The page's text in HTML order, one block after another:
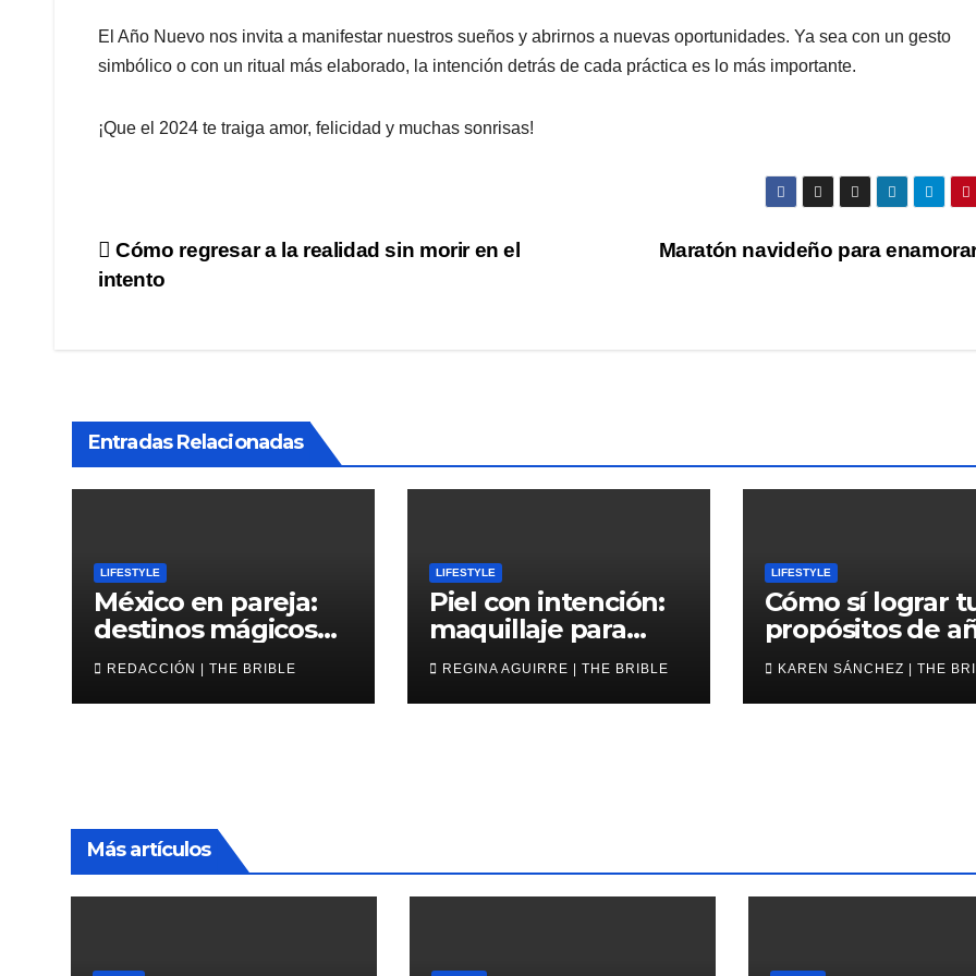
El Año Nuevo nos invita a manifestar nuestros sueños y abrirnos a nuevas oportunidades. Ya sea con un gesto
simbólico o con un ritual más elaborado, la intención detrás de cada práctica es lo más importante.
¡Que el 2024 te traiga amor, felicidad y muchas sonrisas!
Navegación
Maratón navideño para
Cómo regresar a la realidad sin morir en el
intento
Entradas Relacionadas
LIFESTYLE
México en pareja:
destinos mágicos
para San Valentín
REDACCIÓN | THE BRIBLE
LIFESTYLE
Piel con intención:
maquillaje para
2026
REGINA AGUIRRE | THE BRIBLE
LIFESTYLE
Cómo sí lograr
propósitos de
nuevo
KAREN SÁNCHEZ | THE
Más artículos